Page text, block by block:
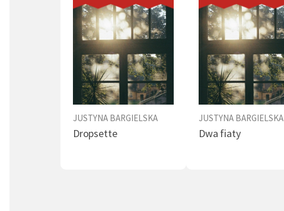
JUSTYNA BARGIELSKA
Dropsette
JUSTYNA BARGIELSKA
Dwa fiaty